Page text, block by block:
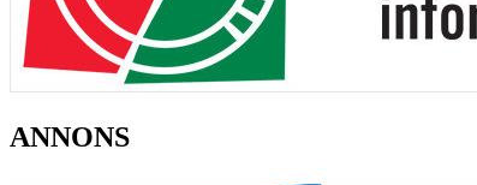
ANNONS